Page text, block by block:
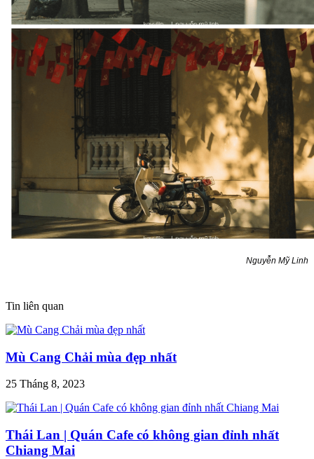
Nguyễn Mỹ Linh
Tin liên quan
Mù Cang Chải mùa đẹp nhất
25 Tháng 8, 2023
Thái Lan | Quán Cafe có không gian đỉnh nhất
Chiang Mai